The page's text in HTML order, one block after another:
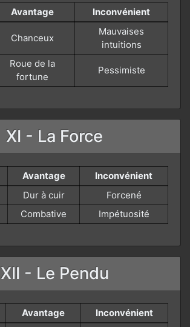
Avantage Inconvénient
Chanceux
Mauvaises
intuitions
Roue de la
fortune
Pessimiste
XI - La Force
Avantage
Inconvénient
Dur à cuir
Forcené
Combative Impétuosité
XII - Le Pendu
Avantage
Inconvénient